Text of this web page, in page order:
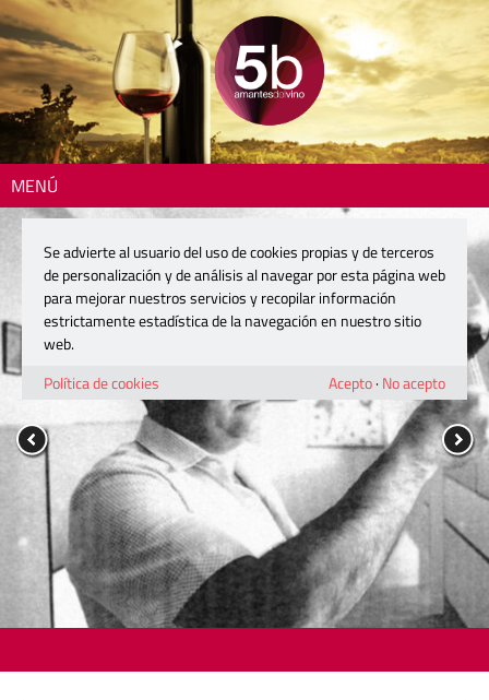
MENÚ
Se advierte al usuario del uso de cookies propias y de terceros
de personalización y de análisis al navegar por esta página web
para mejorar nuestros servicios y recopilar información
estrictamente estadística de la navegación en nuestro sitio
web.
Política de cookies
Acepto· No acepto